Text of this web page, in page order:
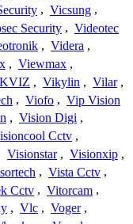
, Vicsung ,
Security , Videotec
, Videra ,
, Viewmax ,
, Vikylin , Vilar ,
, Viofo , Vip Vision
, Vision Digi ,
Cctv ,
Visionstar , Visionxip ,
, Vista Cctv ,
Cctv , Vitorcam ,
, Vlc , Voger ,